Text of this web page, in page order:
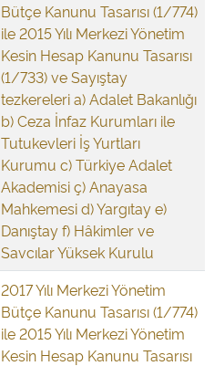
Bütçe Kanunu Tasarısı (1/774)
ile 2015 Yılı Merkezi Yönetim
Kesin Hesap Kanunu Tasarısı
(1/733) ve Sayıştay
tezkereleri a) Adalet Bakanlığı
b) Ceza İnfaz Kurumları ile
Tutukevleri İş Yurtları
Kurumu c) Türkiye Adalet
Akademisi ç) Anayasa
Mahkemesi d) Yargıtay e)
Danıştay f) Hâkimler ve
Savcılar Yüksek Kurulu
2017 Yılı Merkezi Yönetim
Bütçe Kanunu Tasarısı (1/774)
ile 2015 Yılı Merkezi Yönetim
Kesin Hesap Kanunu Tasarısı